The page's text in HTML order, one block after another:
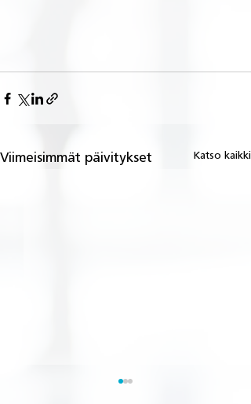
Viimeisimmät päivitykset Katso kaikki